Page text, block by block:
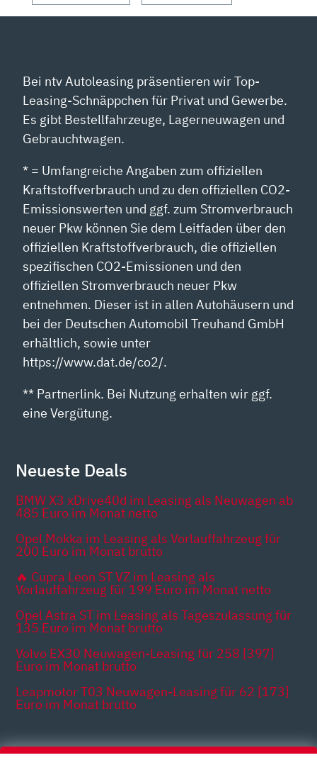
Bei ntv Autoleasing präsentieren wir Top-
Leasing-Schnäppchen für Privat und Gewerbe.
Es gibt Bestellfahrzeuge, Lagerneuwagen und
Gebrauchtwagen.
* = Umfangreiche Angaben zum offiziellen
Kraftstoffverbrauch und zu den offiziellen CO2-
Emissionswerten und ggf. zum Stromverbrauch
neuer Pkw können Sie dem Leitfaden über den
offiziellen Kraftstoffverbrauch, die offiziellen
spezifischen CO2-Emissionen und den
offiziellen Stromverbrauch neuer Pkw
entnehmen. Dieser ist in allen Autohäusern und
bei der Deutschen Automobil Treuhand GmbH
erhältlich, sowie unter
https://www.dat.de/co2/.
** Partnerlink. Bei Nutzung erhalten wir ggf.
eine Vergütung.
Neueste Deals
BMW X3 xDrive40d im Leasing als Neuwagen ab
485 Euro im Monat netto
Opel Mokka im Leasing als Vorlauffahrzeug für
200 Euro im Monat brutto
🔥 Cupra Leon ST VZ im Leasing als
Vorlauffahrzeug für 199 Euro im Monat netto
Opel Astra ST im Leasing als Tageszulassung für
135 Euro im Monat brutto
Volvo EX30 Neuwagen-Leasing für 258 [397]
Euro im Monat brutto
Leapmotor T03 Neuwagen-Leasing für 62 [173]
Euro im Monat brutto